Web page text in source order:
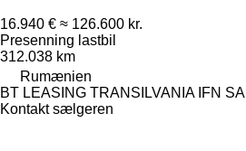
16.940 € ≈ 126.600 kr.
Presenning lastbil
312.038 km
Rumænien
BT LEASING TRANSILVANIA IFN SA
Kontakt sælgeren